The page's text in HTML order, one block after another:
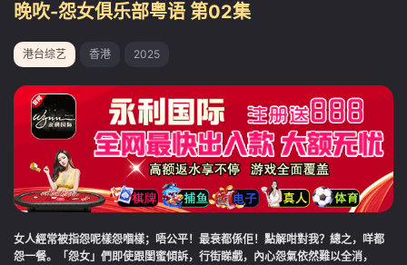
晚吹-怨女俱乐部粤语 第02集
港台综艺 香港 2025
女人經常被指怨呢樣怨嗰樣；唔公平！最衰都係佢！點解咁對我？總之，咩都
怨一餐。「怨女」們即使跟閨蜜傾訴，行街睇戲，內心怨氣依然難以全消，